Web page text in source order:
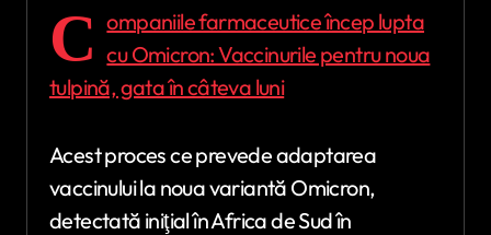
C ompaniile farmaceutice încep lupta
cu Omicron: Vaccinurile pentru noua
tulpină, gata în câteva luni
Acest proces ce prevede adaptarea
vaccinului la noua variantă Omicron,
detectată iniţial în Africa de Sud în